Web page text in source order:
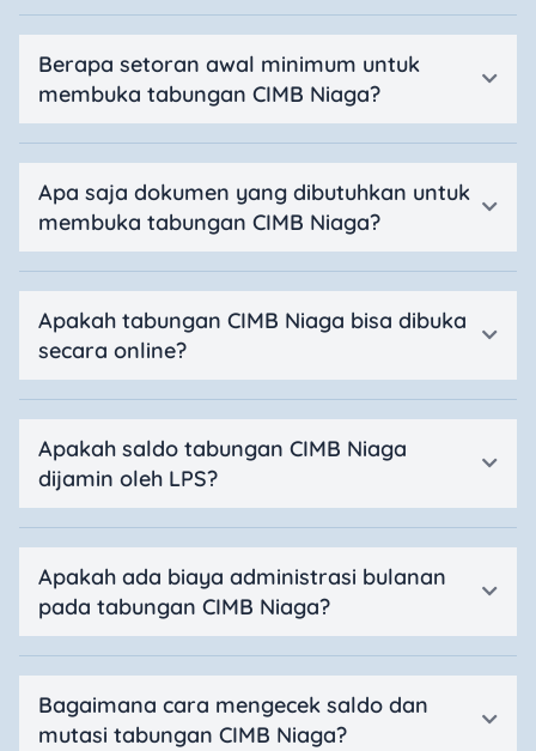
Berapa setoran awal minimum untuk
membuka tabungan CIMB Niaga?
Apa saja dokumen yang dibutuhkan untuk
membuka tabungan CIMB Niaga?
Apakah tabungan CIMB Niaga bisa dibuka
secara online?
Apakah saldo tabungan CIMB Niaga
dijamin oleh LPS?
Apakah ada biaya administrasi bulanan
pada tabungan CIMB Niaga?
Bagaimana cara mengecek saldo dan
mutasi tabungan CIMB Niaga?